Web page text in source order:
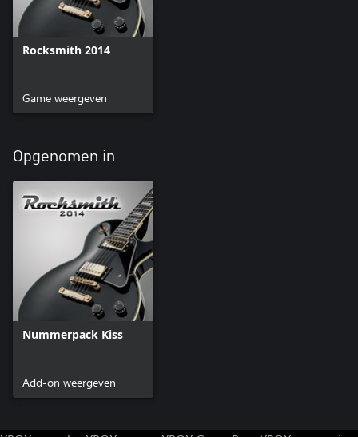
Rocksmith 2014
Game weergeven
Opgenomen in
Nummerpack Kiss
Add-on weergeven